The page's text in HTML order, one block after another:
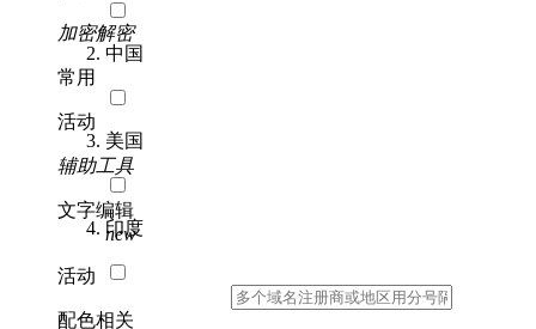
加密解密
常用
活动
辅助工具
文字编辑
new
活动
配色相关
中国
美国
印度